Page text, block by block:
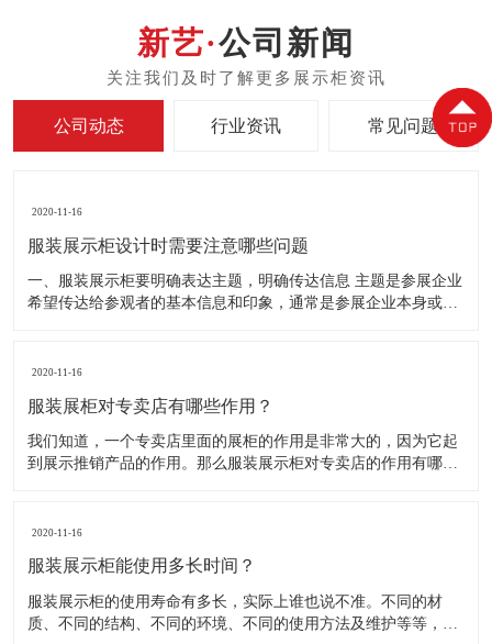
公司新闻
公司动态 行业资讯 常见问题
2020-11-16
服装展示柜设计时需要注意哪些问题
一、服装展示柜要明确表达主题，明确传达信息 主题是参展企业
希望传达给参观者的基本信息和印象，通常是参展企业本身或产
2020-11-16
服装展柜对专卖店有哪些作用？
我们知道，一个专卖店里面的展柜的作用是非常大的，因为它起
到展示推销产品的作用。那么服装展示柜对专卖店的作用有哪些
陈列展示商品。把商品的风采展现在消费者面前，使消费者对商
2020-11-16
服装展示柜能使用多长时间？
服装展示柜的使用寿命有多长，实际上谁也说不准。不同的材
质、不同的结构、不同的环境、不同的使用方法及维护等等，都